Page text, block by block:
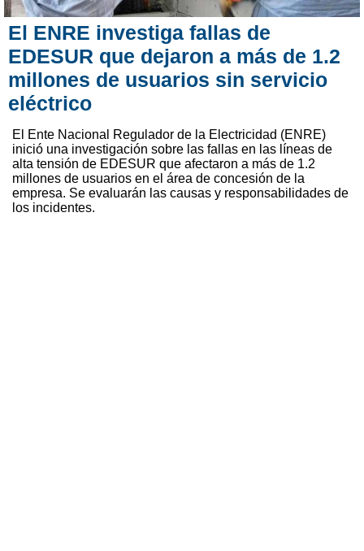
El ENRE investiga fallas de
EDESUR que dejaron a más de 1.2
millones de usuarios sin servicio
eléctrico
El Ente Nacional Regulador de la Electricidad (ENRE)
inició una investigación sobre las fallas en las líneas de
alta tensión de EDESUR que afectaron a más de 1.2
millones de usuarios en el área de concesión de la
empresa. Se evaluarán las causas y responsabilidades de
los incidentes.